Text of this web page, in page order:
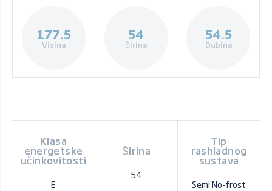
177.5
Visina
54
Širina
54.5
Dubina
Klasa
energetske
učinkovitosti
E
Širina
54
Tip
rashladnog
sustava
Semi No-frost